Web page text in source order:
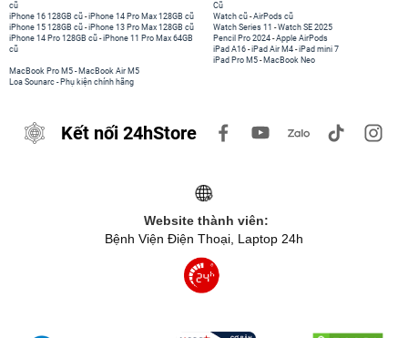
cũ
iPhone 16 128GB cũ -iPhone 14 Pro Max 128GB cũ
iPhone 15 128GB cũ -iPhone 13 Pro Max 128GB cũ
iPhone 14 Pro 128GB cũ -iPhone 11 Pro Max 64GB
cũ
Cũ
Watch cũ -AirPods cũ
Watch Series 11 -Watch SE 2025
Pencil Pro 2024 -Apple AirPods
iPad A16 -iPad Air M4 -iPad mini 7
iPad Pro M5 - MacBook Neo
MacBook Pro M5 - MacBook Air M5
Loa Sounarc - Phụ kiện chính hãng
Kết nối 24hStore
Website thành viên:
Bệnh Viện Điện Thoại, Laptop 24h